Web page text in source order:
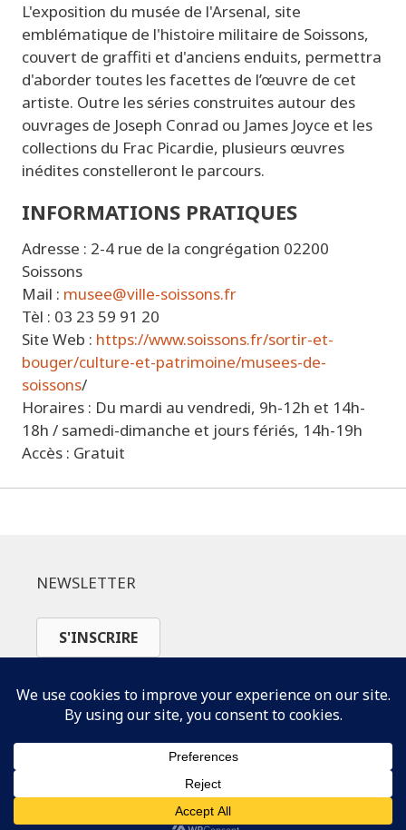
L'exposition du musée de l'Arsenal, site
emblématique de l'histoire militaire de Soissons,
couvert de graffiti et d'anciens enduits, permettra
d'aborder toutes les facettes de l’œuvre de cet
artiste. Outre les séries construites autour des
ouvrages de Joseph Conrad ou James Joyce et les
collections du Frac Picardie, plusieurs œuvres
inédites constelleront le parcours.
INFORMATIONS PRATIQUES
Adresse : 2-4 rue de la congrégation 02200
Soissons
Mail : musee@ville-soissons.fr
Tèl : 03 23 59 91 20
Site Web : https://www.soissons.fr/sortir-et-
bouger/culture-et-patrimoine/musees-de-
soissons/
Horaires : Du mardi au vendredi, 9h-12h et 14h-
18h / samedi-dimanche et jours fériés, 14h-19h
Accès : Gratuit
NEWSLETTER
S'INSCRIRE
SUIVEZ-NOUS
© Le Printemps du Dessin 2026